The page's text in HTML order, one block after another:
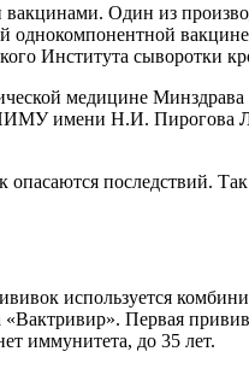
вакцинами. Один из
однокомпонентной
Института сыворотки
медицине
РНИМУ имени Н.И. Пирогова
опасаются
используется
Первая
иммунитета, до 35 лет.